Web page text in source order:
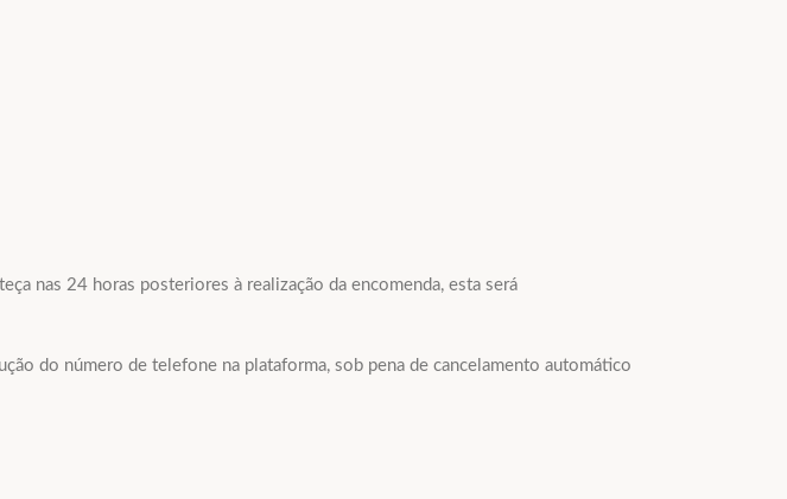
nas 24 horas posteriores à realização da encomenda, esta será
do número de telefone na plataforma, sob pena de cancelamento automático